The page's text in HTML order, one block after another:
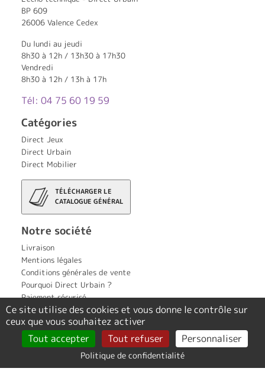
BP 609
26006 Valence Cedex
Du lundi au jeudi
8h30 à 12h / 13h30 à 17h30
Vendredi
8h30 à 12h / 13h à 17h
Tél: 04 75 60 19 59
Catégories
Direct Jeux
Direct Urbain
Direct Mobilier
TÉLÉCHARGER LE
CATALOGUE GÉNÉRAL
Notre société
Livraison
Mentions légales
Conditions générales de vente
Pourquoi Direct Urbain ?
Paiement sécurisé
Contact
Politique de confidentialité
Création Tout Simplement Digital
Ce site utilise des cookies et vous donne le contrôle sur
ceux que vous souhaitez activer
Tout accepter
Tout refuser Personnaliser
Politique de confidentialité